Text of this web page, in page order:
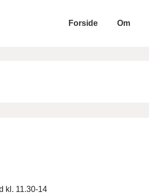
Forside Om
kl. 11.30-14